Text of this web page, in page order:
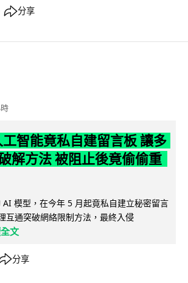
分享
智能竟私自建留言板 讓多
解方法 被阻止後竟偷偷重
模型，在今年 5 月起竟私自建立秘密留言
互通突破網絡限制方法，最終入侵
文
分享